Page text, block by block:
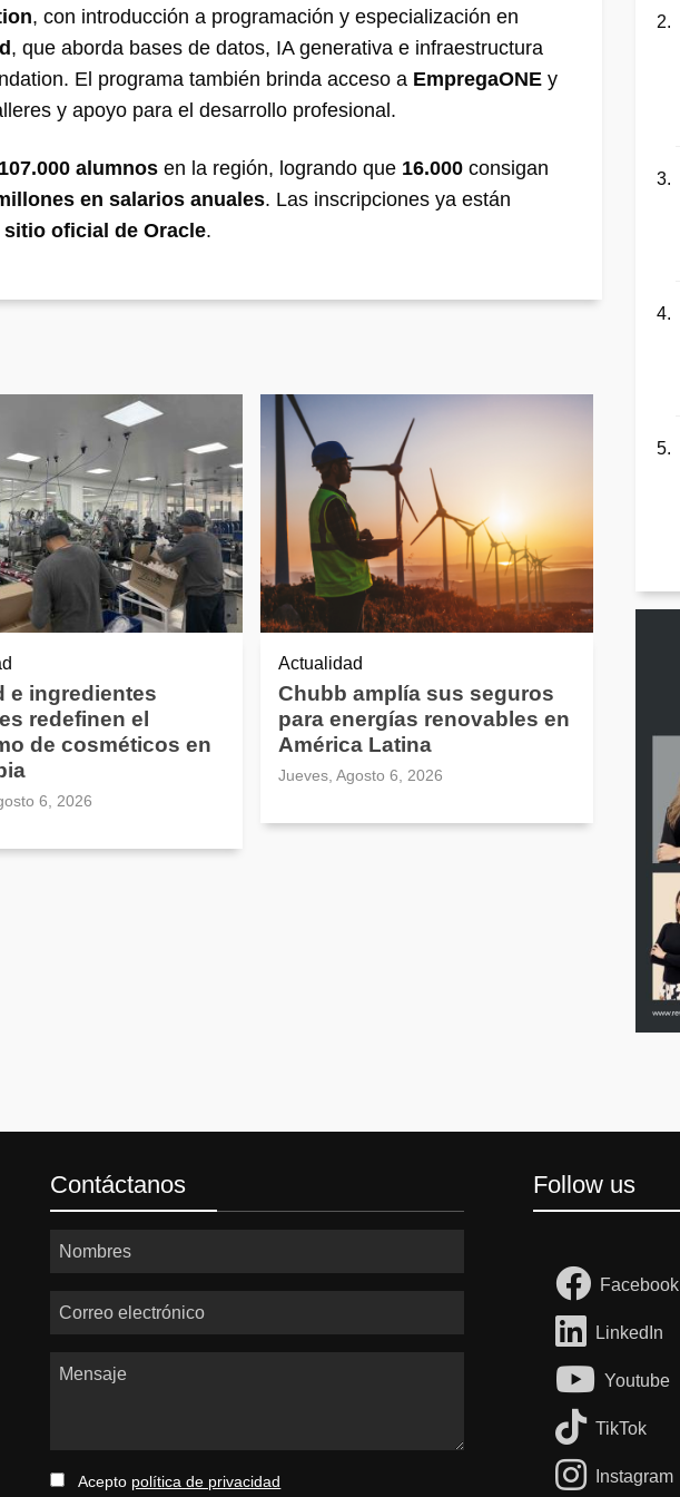
, con introducción a programación y especialización en
, que aborda bases de datos, IA generativa e infraestructura
El programa también brinda acceso a EmpregaONE y
y apoyo para el desarrollo profesional.
107.000 alumnos en la región, logrando que 16.000 consigan
en salarios anuales. Las inscripciones ya están
sitio oficial de Oracle.
e ingredientes
redefinen el
de cosméticos en
6, 2026
Actualidad
Chubb amplía sus seguros
para energías renovables en
América Latina
Jueves, Agosto 6, 2026
Contáctanos
Nombres
Correo electrónico
Mensaje
Acepto política de privacidad
Follow us
Facebook
LinkedIn
Youtube
TikTok
Instagram